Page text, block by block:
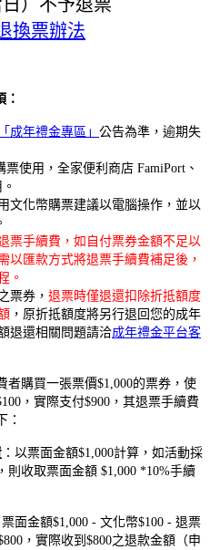
）不予退票
換票辦法
「成年禮金專區」 公告為準，逾期失
使用，全家便利商店 FamiPort、
文化幣購票建議以電腦操作，並以
票手續費，如自付票券金額不足以
以匯款方式將退票手續費補足後，
。
票券， 退票時僅退還扣除折抵額度
，原折抵額度將另行退回您的成年
退還相關問題請洽成年禮金平台客
者購買一張票價$1,000的票券，使
，實際支付$900，其退票手續費
：
：以票面金額$1,000計算，如活動採
則收取票面金額 $1,000 *10%手續
票面金額$1,000 - 文化幣$100 - 退票
，實際收到$800之退款金額（申